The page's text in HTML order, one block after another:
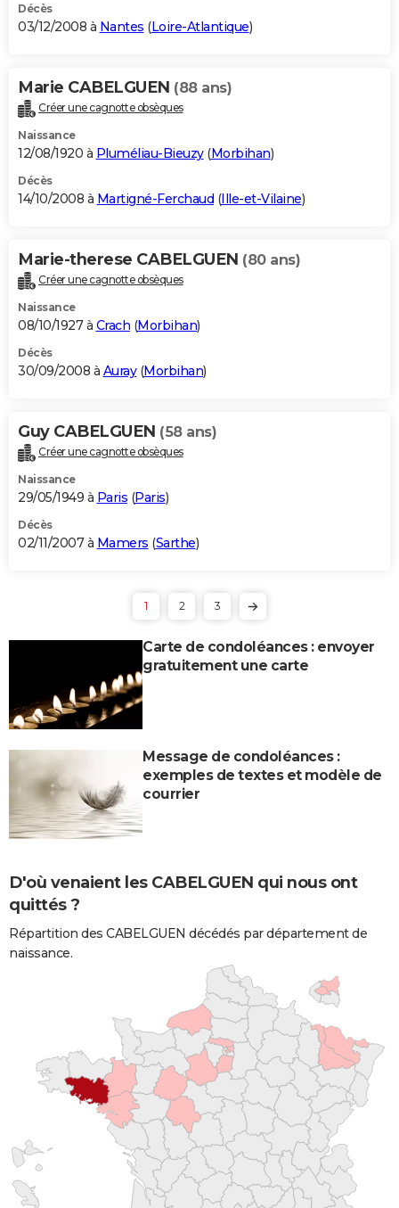
Décès
03/12/2008 à Nantes (Loire-Atlantique)
Marie CABELGUEN (88 ans)
Créer une cagnotte obsèques
Naissance
12/08/1920 à Pluméliau-Bieuzy(Morbihan)
Décès
14/10/2008 à Martigné-Ferchaud (Ille-et-Vilaine)
Marie-therese CABELGUEN (80 ans)
Créer une cagnotte obsèques
Naissance
08/10/1927 à Crach (Morbihan)
Décès
30/09/2008 à Auray(Morbihan)
Guy CABELGUEN (58 ans)
Créer une cagnotte obsèques
Naissance
29/05/1949 à Paris (Paris)
Décès
02/11/2007 à Mamers (Sarthe)
1 2 3
Carte de condoléances : envoyer
gratuitement une carte
Message de condoléances :
exemples de textes et modèle de
courrier
D'où venaient les CABELGUEN qui nous ont
quittés ?
Répartition des CABELGUEN décédés par département de
naissance.